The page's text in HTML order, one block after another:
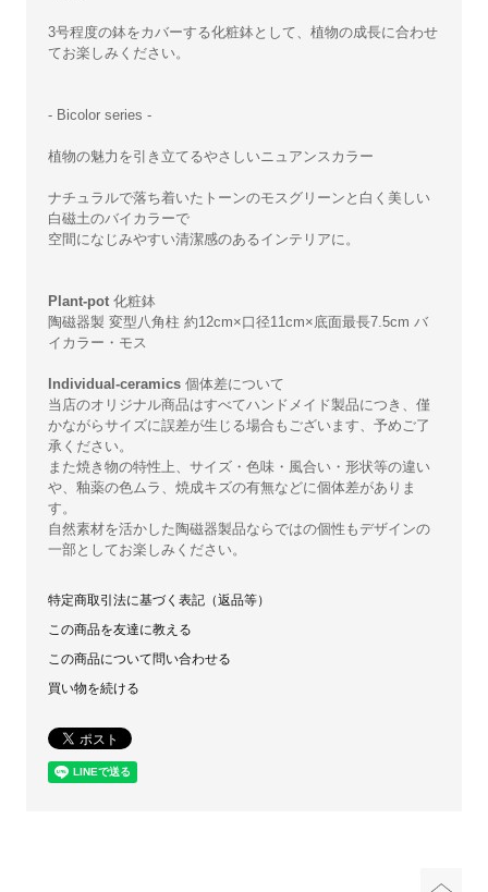
3号程度の鉢をカバーする化粧鉢として、植物の成長に合わせ
てお楽しみください。
- Bicolor series -
植物の魅力を引き立てるやさしいニュアンスカラー
ナチュラルで落ち着いたトーンのモスグリーンと白く美しい
白磁土のバイカラーで
空間になじみやすい清潔感のあるインテリアに。
Plant-pot化粧鉢
陶磁器製 変型八角柱 約12cm×口径11cm×底面最長7.5cm バ
イカラー・モス
Individual-ceramics個体差について
当店のオリジナル商品はすべてハンドメイド製品につき、僅
かながらサイズに誤差が生じる場合もございます、予めご了
承ください。
また焼き物の特性上、サイズ・色味・風合い・形状等の違い
や、釉薬の色ムラ、焼成キズの有無などに個体差がありま
す。
自然素材を活かした陶磁器製品ならではの個性もデザインの
一部としてお楽しみください。
特定商取引法に基づく表記（返品等）
この商品を友達に教える
この商品について問い合わせる
買い物を続ける